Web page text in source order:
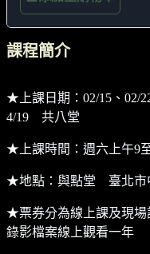
課程簡介
★上課日期：02/15、02/
4/19 共八堂
★上課時間：週六上午9
★地點：與點堂 臺北市
★票券分為線上課及現場
錄影檔案線上觀看一年